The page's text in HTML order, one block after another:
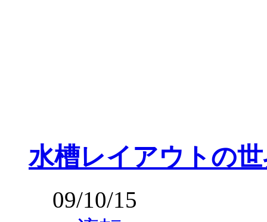
水槽レイアウトの
09/10/15